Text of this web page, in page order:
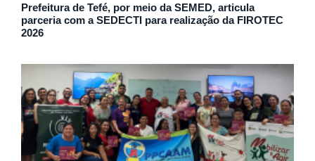
Prefeitura de Tefé, por meio da SEMED, articula
parceria com a SEDECTI para realização da FIROTEC
2026